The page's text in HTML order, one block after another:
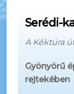
Serédi-
A Kéktúra
Gyönyörű
rejtekében